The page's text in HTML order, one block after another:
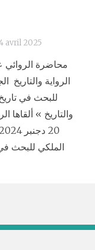
avril 2025
محاضرة الروائي
للبحث في
والتاريخ » ألقاها
الملكي للبحث